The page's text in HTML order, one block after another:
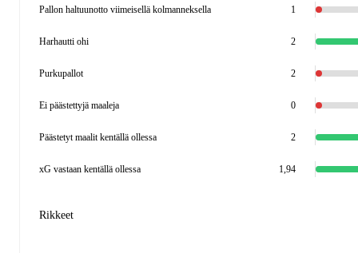
Pallon haltuunotto viimeisellä kolmanneksella 1
Harhautti ohi 2
Purkupallot 2
Ei päästettyjä maaleja 0
Päästetyt maalit kentällä ollessa 2
xG vastaan kentällä ollessa 1,94
Rikkeet